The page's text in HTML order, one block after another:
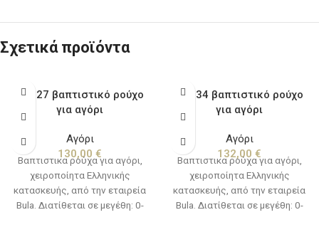
Σχετικά προϊόντα
BA327 βαπτιστικό ρούχο
για αγόρι
Αγόρι
130,00 €
Βαπτιστικα ρούχα για αγόρι,
χειροποίητα Ελληνικής
κατασκευής, από την εταιρεία
Bula. Διατίθεται σε μεγέθη: 0-
BA334 βαπτιστικό ρούχο
για αγόρι
Αγόρι
132,00 €
Βαπτιστικα ρούχα για αγόρι,
χειροποίητα Ελληνικής
κατασκευής, από την εταιρεία
Bula. Διατίθεται σε μεγέθη: 0-